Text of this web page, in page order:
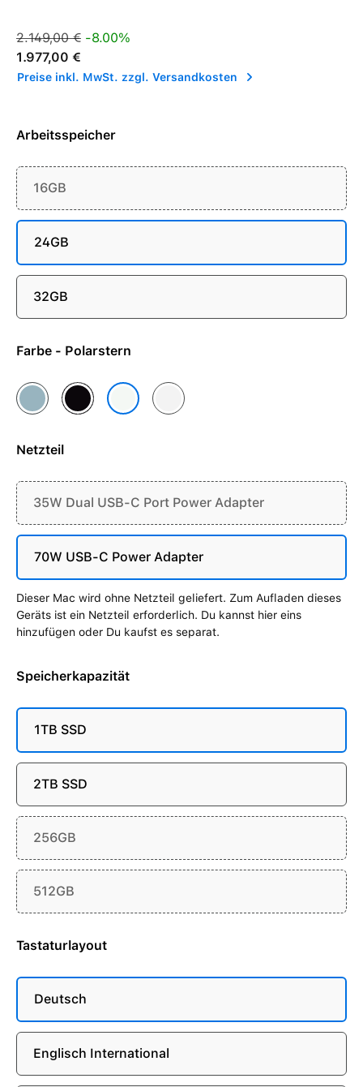
Verkaufspreis:
Regulärer Preis:
2.149,00 € -8.00%
1.977,00 €
Preise inkl. MwSt. zzgl. Versandkosten
Arbeitsspeicher
16GB
24GB
32GB
Farbe - Polarstern
HimmelblauMitternachtPolarsternSilber
Netzteil
35W Dual USB-C Port Power Adapter
70W USB-C Power Adapter
Dieser Mac wird ohne Netzteil geliefert. Zum Aufladen dieses
Geräts ist ein Netzteil erforderlich. Du kannst hier eins
hinzufügen oder Du kaufst es separat.
Speicherkapazität
1TB SSD
2TB SSD
256GB
512GB
Tastaturlayout
Deutsch
Englisch International